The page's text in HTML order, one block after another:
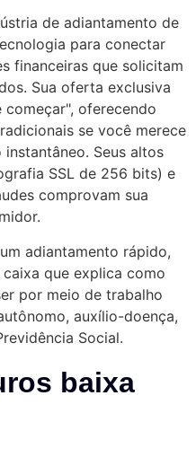
de adiantamento de
para conectar
financeiras que solicitam
Sua oferta exclusiva
oferecendo
se você merece
Seus altos
SSL de 256 bits) e
comprovam sua
adiantamento rápido,
que explica como
por meio de trabalho
auxílio-doença,
Social.
baixa